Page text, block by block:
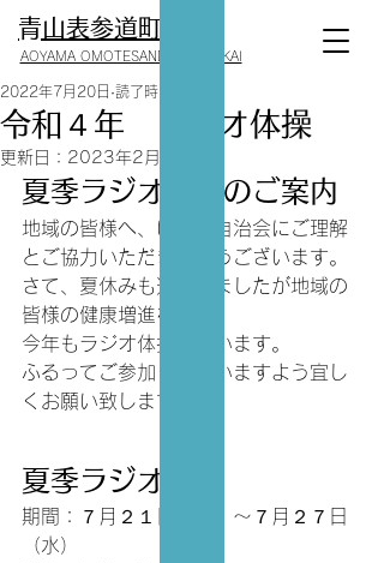
​青山表参道町会
AOYAMA OMOTESANDO CHOUKAI
令和４年 ラジオ体操
2022年7月20日 読了時間: 1分
更新日： 2023年2月4日
夏季ラジオ体操のご案内
地域の皆様へ、いつも自治会にご理解
とご協力いただき有難うございます。
さて、夏休みも近づきましたが地域の
皆様の健康増進を願い、
今年もラジオ体操を行います。
ふるってご参加くださいますよう宜し
くお願い致します。
夏季ラジオ体操
期間：７月２１日（木）～７月２７日
（水）